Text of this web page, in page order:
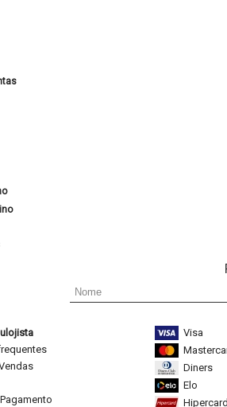
Visa
Diners
Elo
Hipercard